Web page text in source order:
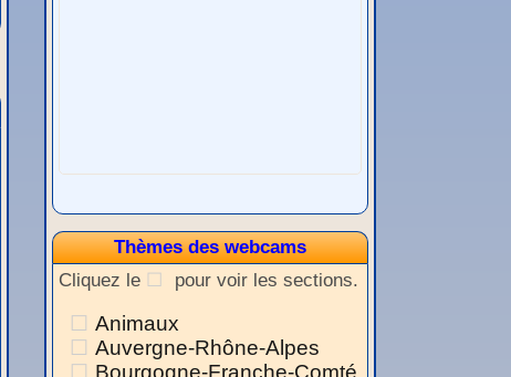
Thèmes des webcams
Cliquez le
pour voir les sections.
Animaux
Auvergne-Rhône-Alpes
Bourgogne-Franche-Comté